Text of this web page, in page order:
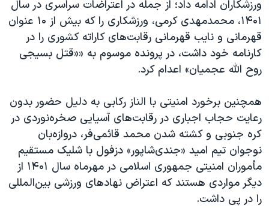
ورزشکاران ادامه داد؛ از جمله در اعتراضات سراسری در سال
۱۴۰۱، محمدمهدی کرمی، ورزشکاری را که بیش از ۱۰ عنوان
قهرمانی و نایب قهرمانی رقابت‌های کاراته کشوری را در
کارنامه خود داشت، در پرونده موسوم به ««قتل بسیجی
روح الله عجمیان» اعدام کرد.
همچنین برخورد امنیتی با الناز رکابی به‌ دلیل حضور بدون
رعایت حجاب اجباری در رقابت‌های آسیایی صخره‌نوردی در
کره جنوبی و کشته شدن محمد قائمی‌فر، دروازه‌بان
نوجوان تیم امید «جندی‌شاپور» دزفول با شلیک مستقیم
مأموران امنیتی جمهوری اسلامی در مهرماه سال ۱۴۰۱ از
دیگر مواردی هستند که اعتراض نهادهای ورزشی بین‌المللی
را در پی داشت.